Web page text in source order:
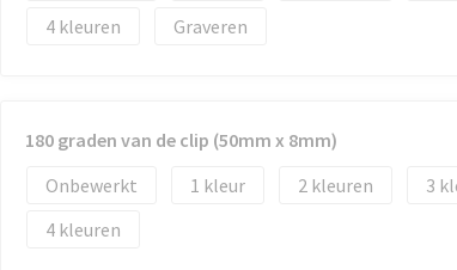
4
Graveren
180 graden van de clip (50mm x 8mm)
Onbewerkt
1 2
3
4